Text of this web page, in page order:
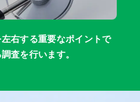
右する重要なポイントで
査を行います。